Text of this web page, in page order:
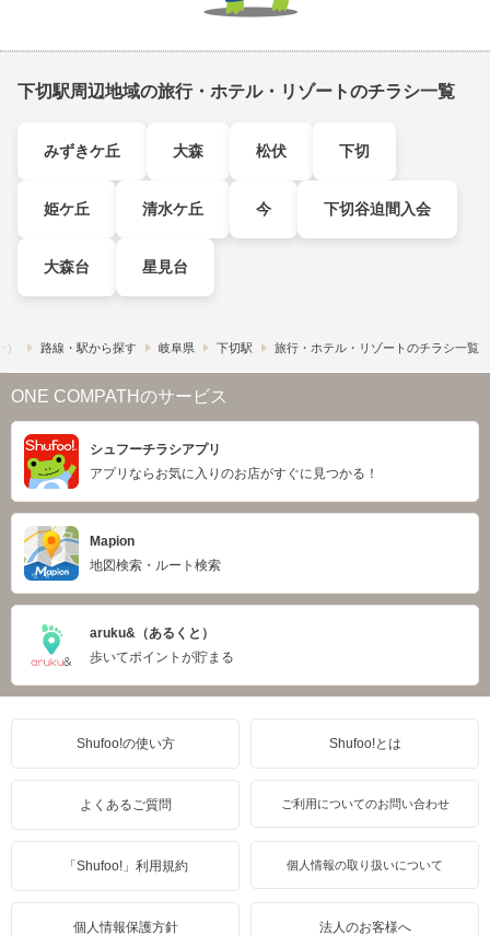
下切駅周辺地域の旅行・ホテル・リゾートのチラシ一覧
みずきケ丘 大森 松伏 下切
姫ケ丘 清水ケ丘 今 下切谷迫間入会
大森台 星見台
路線・駅から探す 岐阜県 下切駅 旅行・ホテル・リゾートのチラシ一覧
ONE COMPATHのサービス
シュフーチラシアプリ
アプリならお気に入りのお店がすぐに見つかる！
Mapion
地図検索・ルート検索
aruku&（あるくと）
歩いてポイントが貯まる
Shufoo!の使い方 Shufoo!とは
よくあるご質問 ご利用についてのお問い合わせ
「Shufoo!」利用規約 個人情報の取り扱いについて
個人情報保護方針 法人のお客様へ